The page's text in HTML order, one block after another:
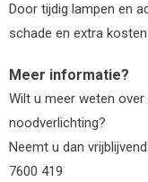
Door tijdig lampen en
schade en extra
Meer informatie?
Wilt u meer weten
noodverlichting?
Neemt u dan
7600 419